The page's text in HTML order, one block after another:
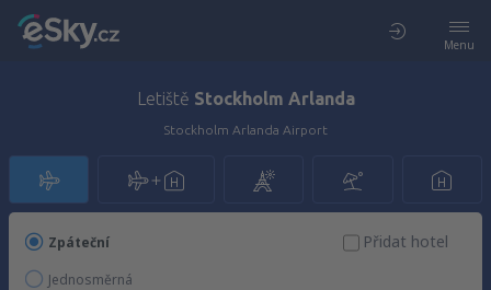
Menu
Letiště Stockholm Arlanda
Stockholm Arlanda Airport
Zpáteční
Jednosměrná
Přidat hotel